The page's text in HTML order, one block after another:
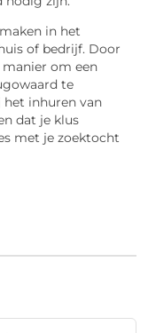
in het
of bedrijf. Door
om een
te
het inhuren van
dat je klus
met je zoektocht